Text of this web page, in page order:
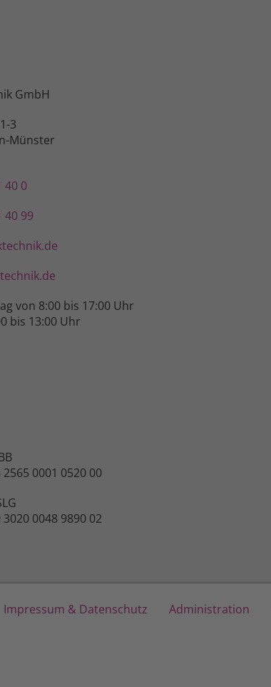
GmbH
3
Münster
40 0
40 99
von 8:00 bis 17:00 Uhr
bis 13:00 Uhr
2565 0001 0520 00
3020 0048 9890 02
Impressum & Datenschutz Administration